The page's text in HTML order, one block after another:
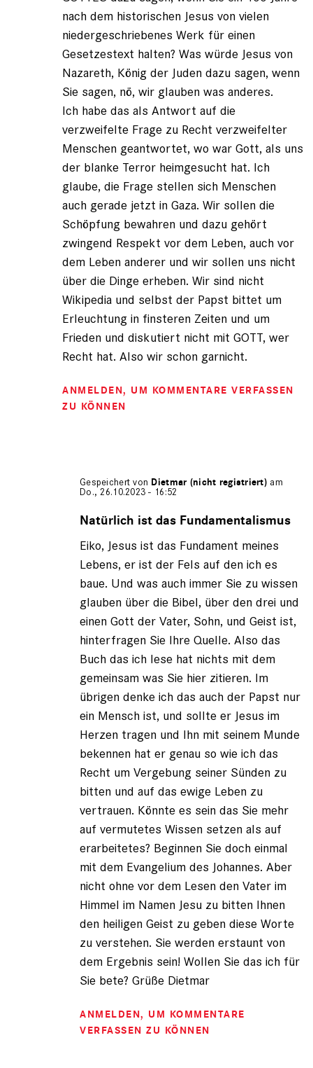
nach dem historischen Jesus von vielen
niedergeschriebenes Werk für einen
Gesetzestext halten? Was würde Jesus von
Nazareth, König der Juden dazu sagen, wenn
Sie sagen, nö, wir glauben was anderes.
Ich habe das als Antwort auf die
verzweifelte Frage zu Recht verzweifelter
Menschen geantwortet, wo war Gott, als uns
der blanke Terror heimgesucht hat. Ich
glaube, die Frage stellen sich Menschen
auch gerade jetzt in Gaza. Wir sollen die
Schöpfung bewahren und dazu gehört
zwingend Respekt vor dem Leben, auch vor
dem Leben anderer und wir sollen uns nicht
über die Dinge erheben. Wir sind nicht
Wikipedia und selbst der Papst bittet um
Erleuchtung in finsteren Zeiten und um
Frieden und diskutiert nicht mit GOTT, wer
Recht hat. Also wir schon garnicht.
ANMELDEN, UM KOMMENTARE VERFASSEN
ZU KÖNNEN
Gespeichert von Dietmar (nicht registriert) am
Do., 26.10.2023 - 16:52
auf
Eiko
(nicht
registriert)
Natürlich ist das Fundamentalismus
Eiko, Jesus ist das Fundament meines
Lebens, er ist der Fels auf den ich es
baue. Und was auch immer Sie zu wissen
glauben über die Bibel, über den drei und
einen Gott der Vater, Sohn, und Geist ist,
hinterfragen Sie Ihre Quelle. Also das
Buch das ich lese hat nichts mit dem
gemeinsam was Sie hier zitieren. Im
übrigen denke ich das auch der Papst nur
ein Mensch ist, und sollte er Jesus im
Herzen tragen und Ihn mit seinem Munde
bekennen hat er genau so wie ich das
Recht um Vergebung seiner Sünden zu
bitten und auf das ewige Leben zu
vertrauen. Könnte es sein das Sie mehr
auf vermutetes Wissen setzen als auf
erarbeitetes? Beginnen Sie doch einmal
mit dem Evangelium des Johannes. Aber
nicht ohne vor dem Lesen den Vater im
Himmel im Namen Jesu zu bitten Ihnen
den heiligen Geist zu geben diese Worte
zu verstehen. Sie werden erstaunt von
dem Ergebnis sein! Wollen Sie das ich für
Sie bete? Grüße Dietmar
ANMELDEN, UM KOMMENTARE
VERFASSEN ZU KÖNNEN